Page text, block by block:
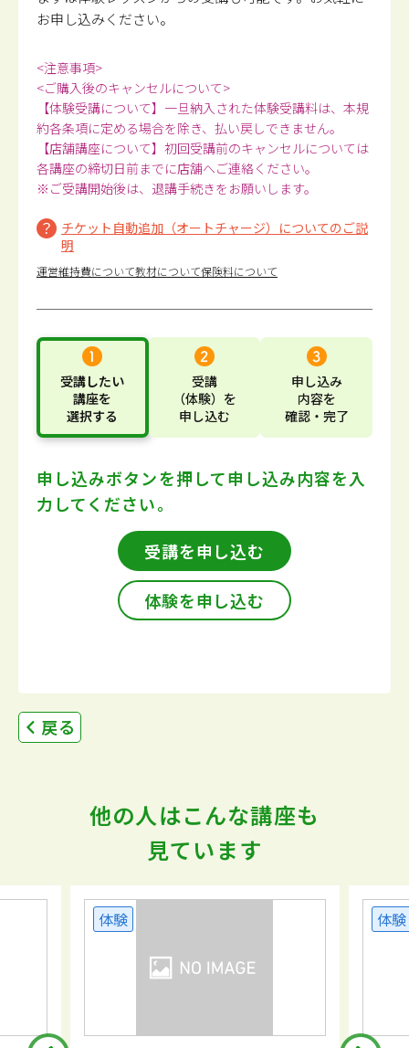
お申し込みください。
<注意事項>
<ご購入後のキャンセルについて>
【体験受講について】一旦納入された体験受講料は、本規
約各条項に定める場合を除き、払い戻しできません。
【店舗講座について】初回受講前のキャンセルについては
各講座の締切日前までに店舗へご連絡ください。
※ご受講開始後は、退講手続きをお願いします。
チケット自動追加（オートチャージ）についてのご説
明
運営維持費について教材について保険料について
受講したい
講座を
選択する
受講
（体験） を
申し込む
申し込み
内容を
確認・完了
申し込みボタンを押して申し込み内容を入
力してください。
受講を申し込む
体験を申し込む
戻る
他の人はこんな講座も
見ています
体験 体験